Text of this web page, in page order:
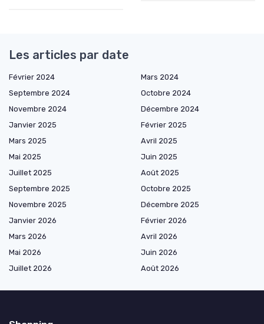
Les articles par date
Février 2024
Mars 2024
Septembre 2024
Octobre 2024
Novembre 2024
Décembre 2024
Janvier 2025
Février 2025
Mars 2025
Avril 2025
Mai 2025
Juin 2025
Juillet 2025
Août 2025
Septembre 2025
Octobre 2025
Novembre 2025
Décembre 2025
Janvier 2026
Février 2026
Mars 2026
Avril 2026
Mai 2026
Juin 2026
Juillet 2026
Août 2026